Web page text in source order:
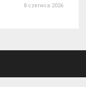
8 czerwca 2026